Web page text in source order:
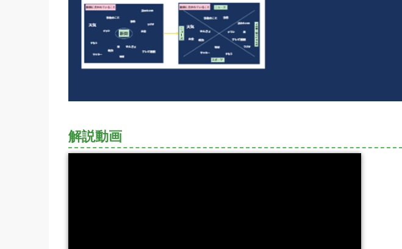
解説動画